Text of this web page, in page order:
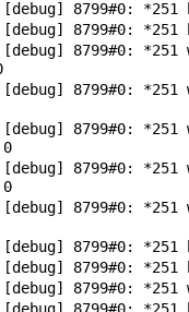
8799#0:
8799#0: *251
8799#0:
8799#0: *251
8799#0: